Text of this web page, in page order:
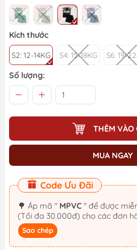
Kích thước
S2: 12-14KG S4: 15-18KG S6: 19-
Số lượng:
THÊM VÀO
MUA NGAY
Code Ưu Đãi
🌳 Áp mã " MPVC " để được
(Tối đa 30.000đ) cho các đơn
Sao chép